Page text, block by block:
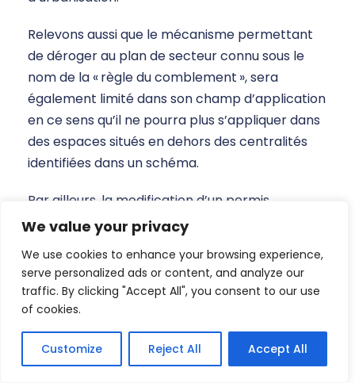
We value your privacy
We use cookies to enhance your browsing experience,
serve personalized ads or content, and analyze our
traffic. By clicking "Accept All", you consent to our use
of cookies.
Customize Reject All Accept All
Relevons aussi que le mécanisme permettant
de déroger au plan de secteur connu sous le
nom de la « règle du comblement », sera
également limité dans son champ d’application
en ce sens qu’il ne pourra plus s’appliquer dans
des espaces situés en dehors des centralités
identifiées dans un schéma.
Par ailleurs, la modification d’un permis
d’urbanisation ne sera plus nécessaire en cas
supplémentaires au sein d’un lot situé, en tout
ou partie, dans une centralité pour autant
qu’elle ne compromette pas les objectifs
relatifs à l’optimisation spatiale du schéma qui
institue cette centralité ou encore en cas de
suppression d’un ou plusieurs lots situés en